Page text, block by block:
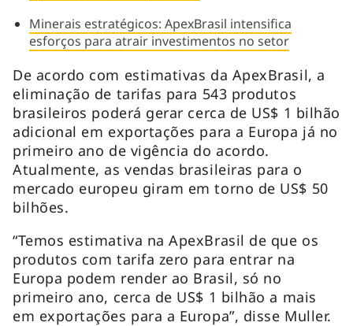
Minerais estratégicos: ApexBrasil intensifica
esforços para atrair investimentos no setor
De acordo com estimativas da ApexBrasil, a
eliminação de tarifas para 543 produtos
brasileiros poderá gerar cerca de US$ 1 bilhão
adicional em exportações para a Europa já no
primeiro ano de vigência do acordo.
Atualmente, as vendas brasileiras para o
mercado europeu giram em torno de US$ 50
bilhões.
“Temos estimativa na ApexBrasil de que os
produtos com tarifa zero para entrar na
Europa podem render ao Brasil, só no
primeiro ano, cerca de US$ 1 bilhão a mais
em exportações para a Europa”, disse Muller.